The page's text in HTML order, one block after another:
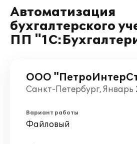
Автоматизация
бухгалтерского
ПП
ООО
Санкт-Петербург, Январь
Вариант работы
Файловый